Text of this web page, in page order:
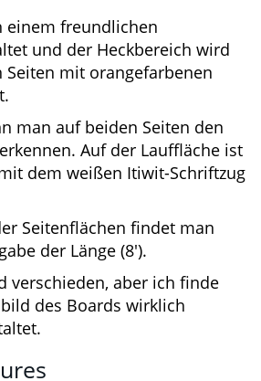
des kleinen Itiwit SUP 100 S
auf die Farben Gelb
einem freundlichen
und der Heckbereich wird
mit orangefarbenen
man auf beiden Seiten den
Auf der Lauffläche
mit dem weißen Itiwit-
Seitenflächen findet man
der Länge (8′).